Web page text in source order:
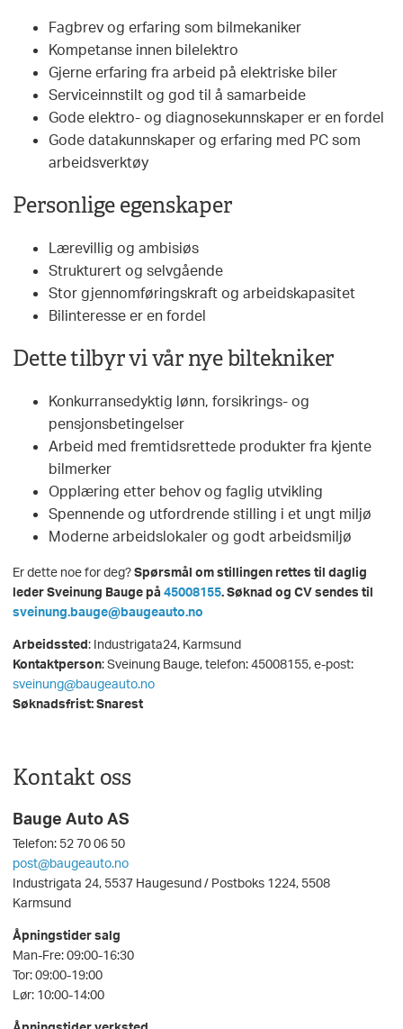
Fagbrev og erfaring som bilmekaniker
Kompetanse innen bilelektro
Gjerne erfaring fra arbeid på elektriske biler
Serviceinnstilt og god til å samarbeide
Gode elektro- og diagnosekunnskaper er en fordel
Gode datakunnskaper og erfaring med PC som
arbeidsverktøy
Personlige egenskaper
Lærevillig og ambisiøs
Strukturert og selvgående
Stor gjennomføringskraft og arbeidskapasitet
Bilinteresse er en fordel
Dette tilbyr vi vår nye biltekniker
Konkurransedyktig lønn, forsikrings- og
pensjonsbetingelser
Arbeid med fremtidsrettede produkter fra kjente
bilmerker
Opplæring etter behov og faglig utvikling
Spennende og utfordrende stilling i et ungt miljø
Moderne arbeidslokaler og godt arbeidsmiljø
Er dette noe for deg?Spørsmål om stillingen rettes til daglig
leder Sveinung Bauge på45008155. Søknad og CV sendes til
sveinung.bauge@baugeauto.no
Arbeidssted: Industrigata24, Karmsund
Kontaktperson: Sveinung Bauge, telefon: 45008155, e-post:
sveinung@baugeauto.no
Søknadsfrist: Snarest
Kontakt oss
Bauge Auto AS
Telefon: 52 70 06 50
post@baugeauto.no
Industrigata 24, 5537 Haugesund / Postboks 1224, 5508
Karmsund
Åpningstider salg
Man-Fre: 09:00-16:30
Tor: 09:00-19:00
Lør: 10:00-14:00